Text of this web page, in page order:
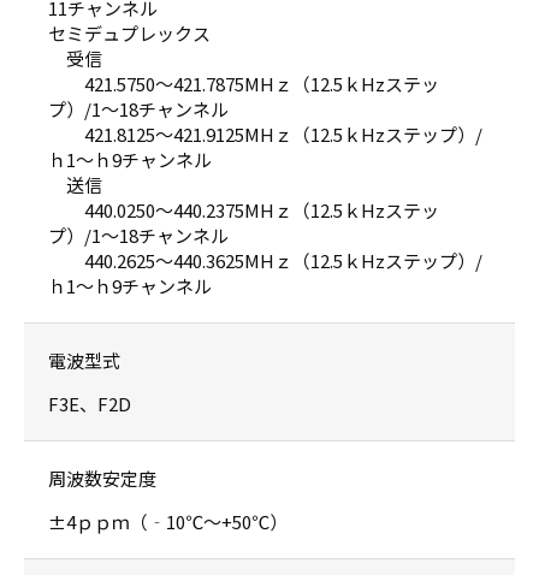
11チャンネル
セミデュプレックス
受信
421.5750〜421.7875MHｚ（12.5ｋHzステッ
プ）/1〜18チャンネル
421.8125〜421.9125MHｚ（12.5ｋHzステップ）/
ｈ1〜ｈ9チャンネル
送信
440.0250〜440.2375MHｚ（12.5ｋHzステッ
プ）/1〜18チャンネル
440.2625〜440.3625MHｚ（12.5ｋHzステップ）/
ｈ1〜ｈ9チャンネル
電波型式
F3E、F2D
周波数安定度
±4ｐｐｍ（‐10℃〜+50℃）